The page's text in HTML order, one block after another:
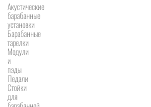
Акустические
барабанные
установки
Барабанные
тарелки
Модули
и
пэды
Педали
Стойки
для